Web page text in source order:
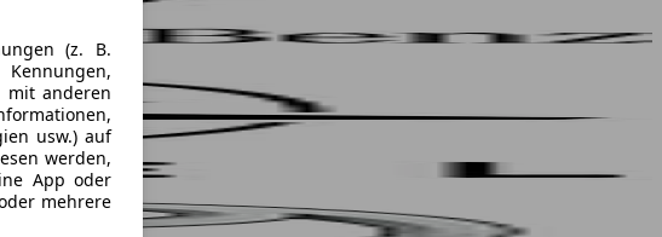
(z. B.
mit anderen
usw.) auf
werden,
App oder
mehrere